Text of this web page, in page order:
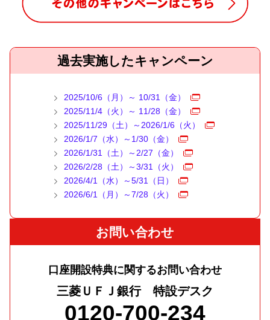
達成条件①の口座開設完了日以降、翌月末日の23
た、①の口座名義にて契約され①の口座をサービ
ス指定口座に含む三菱ＵＦＪダイレクトからのエ
特典内容
現金2,000円プレゼント
達成条件①で新規開設された三菱ＵＦＪ銀行普通預金口
口座開設完了日の2か月後末日までに入金
す。
留意事項
三菱ＵＦＪカードに新規ご入会のうえ、条件を満たした
本人会員さま
三菱ＵＦＪカードには申込資格があります。新規ご入
会には所定の審査がございます。
本特典は、2021年7月以降に対象カードいずれかに入
会された実績がある場合は対象外となります（2021年
7月以降に三菱ＵＦＪカード ゴールドプレステージへ
入会された実績がある場合も対象外となります）。
達成条件
ショッピング10万円以上利用
ご入会日は、カードお届け時に同封のカード台紙でご
確認ください。
①②の順番は問いません。
新規口座開設の場合は同時にお申し込みとなります。
三菱ＵＦＪ-VISAビジネスデビットは対象外です。
達成条件
参加登録
エントリーはこちら
②三菱ＵＦＪデビットの入会月から翌月末までに、3回以
上かつ合計10,000円（税込）以上ご利用
特典付与期間
留意事項
三菱ＵＦＪデビットに新規にご入会いただき、入会月
です。
本特典は2022年6月1日（水）以降に新規入会された方
●紹介する方
●紹介される方
三菱ＵＦＪ銀行で普通預金口座を初めて開設される方
実施期間
2025年1月8日（水） ～
本特典は2025年1月より継続している恒常特典です。
予告なく内容を変更または終了する場合があります。
達成条件
過去実施したキャンペーン
2025/10/6（月）～ 10/31（金）
2025/11/4（火）～ 11/28（金）
2025/11/29（土）～2026/1/6（火）
2026/1/7（水）～1/30（金）
2026/1/31（土）～2/27（金）
2026/2/28（土）～3/31（火）
2026/4/1（水）～5/31（日）
2026/6/1（月）～7/28（火）
お問い合わせ
口座開設特典に関するお問い合わせ
三菱ＵＦＪ銀行 特設デスク
0120-700-234